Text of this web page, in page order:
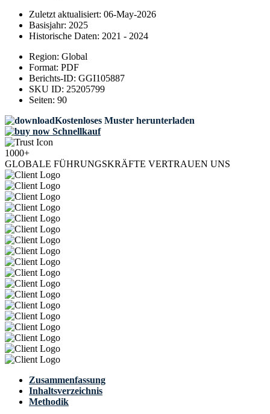
Zuletzt aktualisiert: 06-May-2026
Basisjahr: 2025
Historische Daten: 2021 - 2024
Region: Global
Format: PDF
Berichts-ID: GGI105887
SKU ID: 25205799
Seiten: 90
Kostenloses Muster herunterladen
Schnellkauf
1000+
GLOBALE FÜHRUNGSKRÄFTE VERTRAUEN UNS
Zusammenfassung
Inhaltsverzeichnis
Methodik